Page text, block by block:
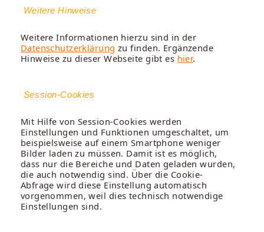
Weitere Hinweise
Weitere Informationen hierzu sind in der
Datenschutzerklärung zu finden. Ergänzende
Hinweise zu dieser Webseite gibt es hier.
Session-Cookies
Mit Hilfe von Session-Cookies werden
Einstellungen und Funktionen umgeschaltet, um
beispielsweise auf einem Smartphone weniger
Bilder laden zu müssen. Damit ist es möglich,
dass nur die Bereiche und Daten geladen wurden,
die auch notwendig sind. Über die Cookie-
Abfrage wird diese Einstellung automatisch
vorgenommen, weil dies technisch notwendige
Einstellungen sind.